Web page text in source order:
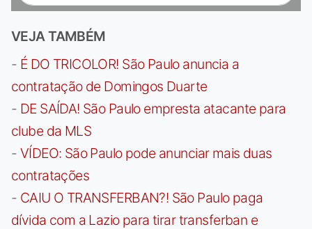
VEJA TAMBÉM
- É DO TRICOLOR! São Paulo anuncia a
contratação de Domingos Duarte
- DE SAÍDA! São Paulo empresta atacante para
clube da MLS
- VÍDEO: São Paulo pode anunciar mais duas
contratações
- CAIU O TRANSFERBAN?! São Paulo paga
dívida com a Lazio para tirar transferban e